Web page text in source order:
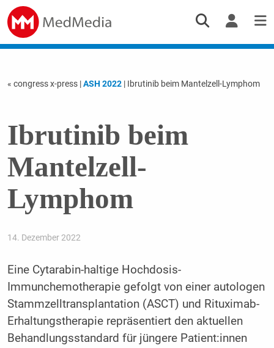
« congress x-press |ASH 2022| Ibrutinib beim Mantelzell-Lymphom
Ibrutinib beim
Mantelzell-
Lymphom
14. Dezember 2022
Eine Cytarabin-haltige Hochdosis-
Immunchemotherapie gefolgt von einer autologen
Stammzelltransplantation (ASCT) und Rituximab-
Erhaltungstherapie repräsentiert den aktuellen
Behandlungsstandard für jüngere Patient:innen